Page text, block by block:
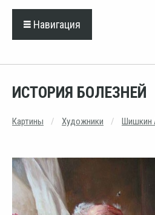
Навигация
ИСТОРИЯ БОЛЕЗНЕЙ
Картины Художники Шишкин